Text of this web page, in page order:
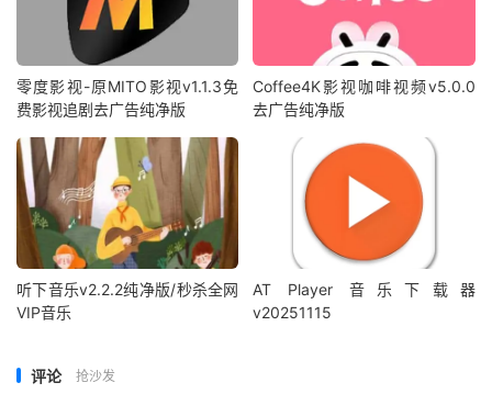
零度影视-原MITO影视v1.1.3免
费影视追剧去广告纯净版
Coffee4K影视咖啡视频v5.0.0
去广告纯净版
听下音乐v2.2.2纯净版/秒杀全网
VIP音乐
AT Player 音乐下载器
v20251115
评论 抢沙发